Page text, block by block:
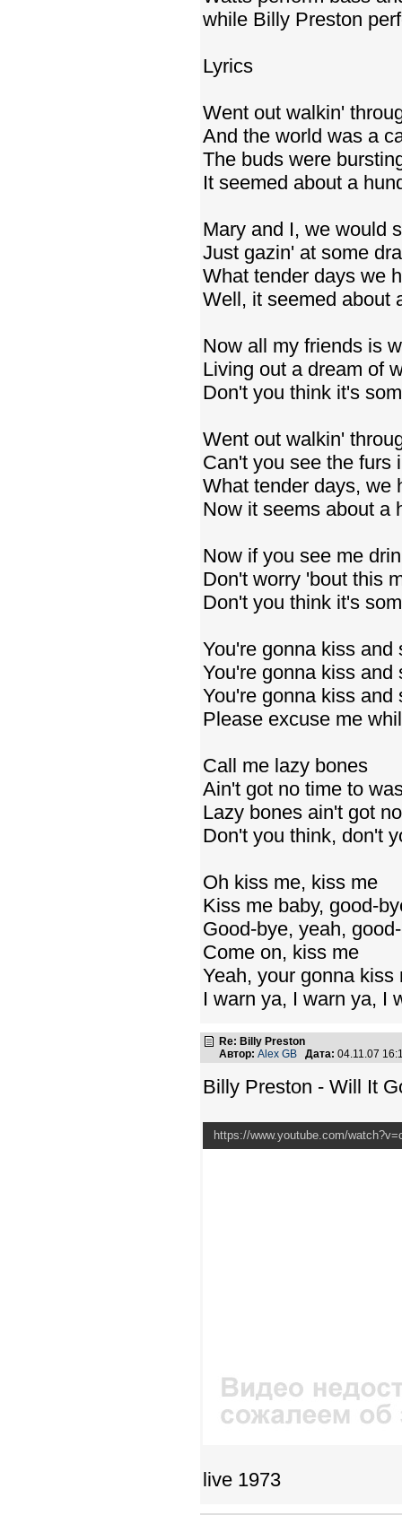
while Billy Preston
Lyrics
Went out walkin'
And the world was a
The buds were
It seemed about a
Mary and I, we would
Just gazin' at some
What tender days we
Well, it seemed about
Now all my friends is
Living out a dream of
Don't you think it's
Went out walkin'
Can't you see the furs
What tender days, we
Now it seems about a
Now if you see me
Don't worry 'bout this
Don't you think it's
You're gonna kiss
You're gonna kiss
You're gonna kiss
Please excuse me
Call me lazy bones
Ain't got no time to
Lazy bones ain't got
Don't you think, don't
Oh kiss me, kiss me
Kiss me baby, good-
Good-bye, yeah,
Come on, kiss me
Yeah, your gonna kiss
I warn ya, I warn ya, I
Re: Billy Preston
Автор: Alex GB Дата: 04.11.07
Billy Preston - Will It
https://www.youtube.com/
live 1973